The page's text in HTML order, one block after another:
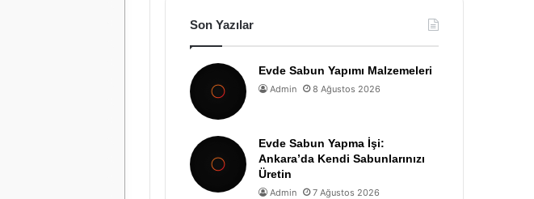
Son Yazılar
Evde Sabun Yapımı Malzemeleri
Admin 8 Ağustos 2026
Evde Sabun Yapma İşi:
Ankara’da Kendi Sabunlarınızı
Üretin
Admin 7 Ağustos 2026